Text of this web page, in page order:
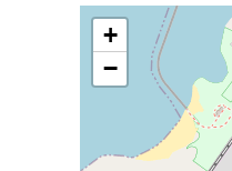
Parki
+
−